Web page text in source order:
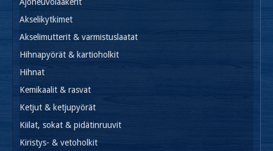
Akselikytkimet
Akselimutterit & varmistuslaatat
Hihnapyörät & kartioholkit
Hihnat
Kemikaalit & rasvat
Ketjut & ketjupyörät
Kiilat, sokat & pidätinruuvit
Kiristys- & vetoholkit